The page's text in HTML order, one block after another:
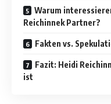
Warum
Reichinnek Partner?
Fakten vs.
Fazit: Heidi
ist